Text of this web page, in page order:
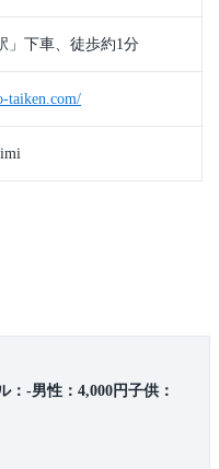
」下車、徒歩約1分
taiken.com/
：-男性：4,000円子供：